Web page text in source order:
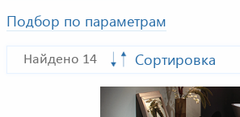
Подбор по параметрам
Найдено 14 Сортировка